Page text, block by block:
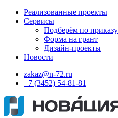
Реализованные проекты
Сервисы
Подберём по приказу
Форма на грант
Дизайн-проекты
Новости
zakaz@n-72.ru
+7 (3452) 54-81-81